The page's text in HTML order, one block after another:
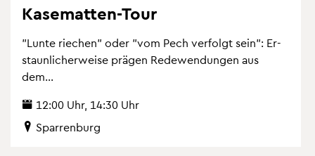
Ka­se­mat­ten-Tour
"Lunte rie­chen" oder "vom Pech ver­folgt sein": Er­
staun­li­cher­wei­se prä­gen Re­de­wen­dun­gen aus
dem...
12:00 Uhr, 14:30 Uhr
Spar­ren­burg